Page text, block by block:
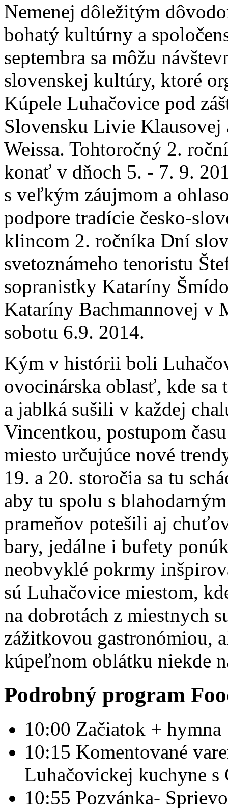
Nemenej dôležitým
bohatý kultúrny a
septembra sa môžu
slovenskej kultúry, ktoré
Kúpele Luhačovice pod
Slovensku Livie Klausovej
Weissa. Tohtoročný 2.
konať v dňoch 5. - 7. 9.
s veľkým záujmom a
podpore tradície česko-
klincom 2. ročníka Dní
svetoznámeho tenoristu
sopranistky Kataríny
Kataríny Bachmannovej v
sobotu 6.9. 2014.
Kým v histórii boli
ovocinárska oblasť, kde
a jablká sušili v každej
Vincentkou, postupom
miesto určujúce nové
19. a 20. storočia sa tu
aby tu spolu s
prameňov potešili aj
bary, jedálne i bufety
neobvyklé pokrmy
sú Luhačovice miestom,
na dobrotách z miestnych
zážitkovou gastronómiou,
kúpeľnom oblátku niekde
Podrobný program
10:00 Začiatok + hymna
10:15 Komentované
Luhačovickej kuchyne
10:55 Pozvánka-